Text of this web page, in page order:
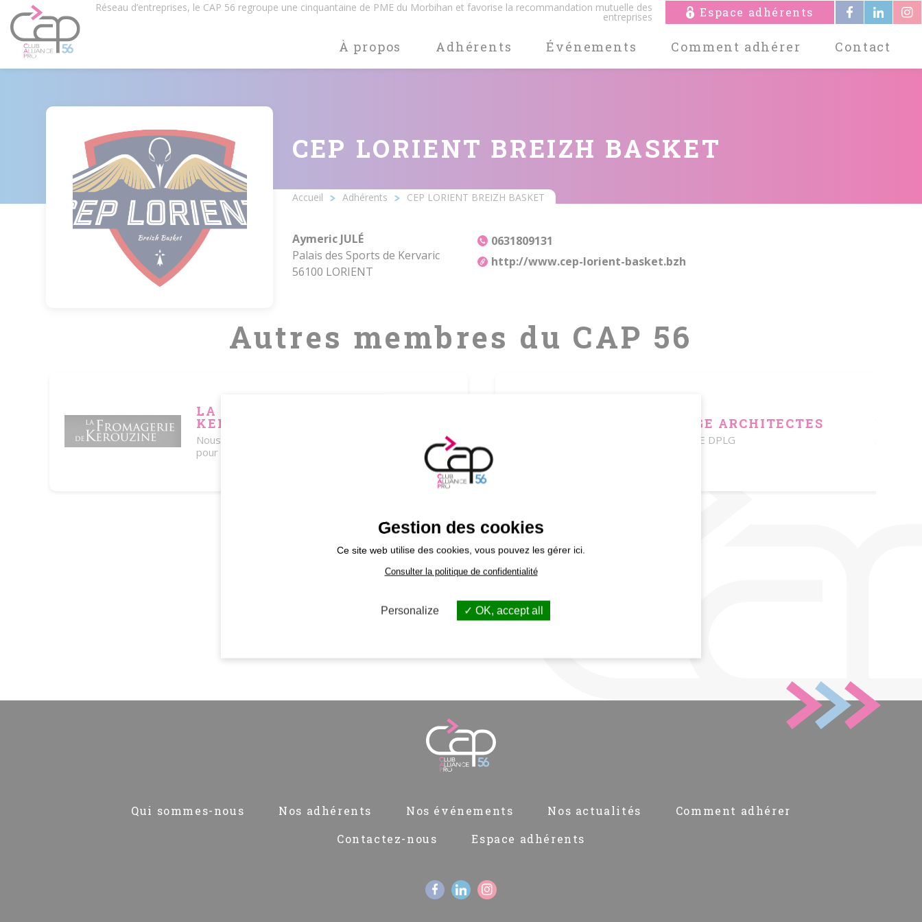
au
contenu
principal
Réseau d’entreprises, le CAP 56 regroupe une cinquantaine de PME du Morbihan et favorise la recommandation mutuelle des
entreprises Espace adhérents
À propos Adhérents Événements Comment adhérer Contact
CEP LORIENT BREIZH BASKET
Fil
Accueil Adhérents CEP LORIENT BREIZH BASKET
Aymeric JULÉ
Palais des Sports de Kervaric
56100 LORIENT
0631809131
http://www.cep-lorient-basket.bzh
Autres membres du CAP 56
LA FROMAGERIE DE
KEROUZINE
Nous partageons avec vous notre passion
pour les fromages de terroir
ANCRAGE ARCHITECTES
ARCHITECTE DPLG
Tous les membres
Qui sommes-nous Nos adhérents Nos événements Nos actualités
Comment adhérer
Contactez-nous
Espace adhérents
Gestion des cookies
Ce site web utilise des cookies, vous pouvez les gérer ici.
Consulter la politique de confidentialité
Personalize OK, accept all